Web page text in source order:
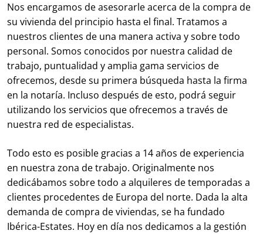
Nos encargamos de asesorarle acerca de la compra de
su vivienda del principio hasta el final. Tratamos a
nuestros clientes de una manera activa y sobre todo
personal. Somos conocidos por nuestra calidad de
trabajo, puntualidad y amplia gama servicios de
ofrecemos, desde su primera búsqueda hasta la firma
en la notaría. Incluso después de esto, podrá seguir
utilizando los servicios que ofrecemos a través de
nuestra red de especialistas.
Todo esto es posible gracias a 14 años de experiencia
en nuestra zona de trabajo. Originalmente nos
dedicábamos sobre todo a alquileres de temporadas a
clientes procedentes de Europa del norte. Dada la alta
demanda de compra de viviendas, se ha fundado
Ibérica-Estates. Hoy en día nos dedicamos a la gestión